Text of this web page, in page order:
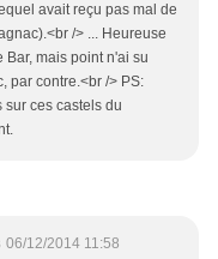
avait reçu pas mal de
/> ... Heureuse
mais point n'ai su
par contre.<br /> PS:
sur ces castels du
06/12/2014 11:58